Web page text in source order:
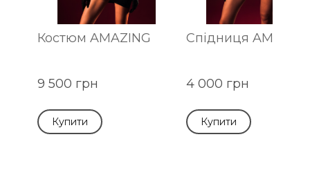
Костюм AMAZING
9 500 грн
Купити
Спідниця
4 000 грн
Купити